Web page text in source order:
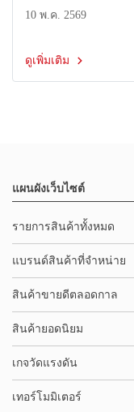
10 พ.ค. 2569
ดูเพิ่มเติม
แผนผังเว็บไซต์
รายการสินค้าทั้งหมด
แบรนด์สินค้าที่จำหน่าย
สินค้าขายดีตลอดกาล
สินค้ายอดนิยม
เกจวัดแรงดัน
เทอร์โมมิเตอร์